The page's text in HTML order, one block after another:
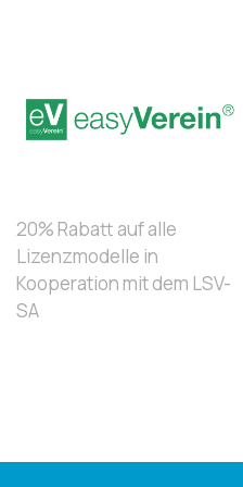
20% Rabatt auf alle
Lizenzmodelle in
Kooperation mit dem LSV-
SA